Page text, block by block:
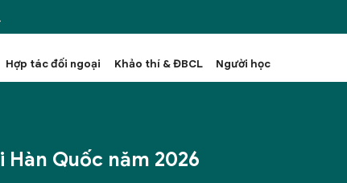
Hợp tác đối ngoại Khảo thí & ĐBCL Người học
Quốc năm 2026